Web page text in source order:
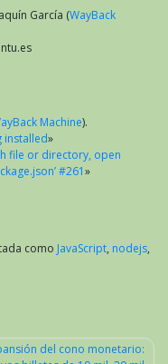
García (WayBack
Machine).
installed»
file or directory, open
#261»
como JavaScript, nodejs,
del cono monetario: